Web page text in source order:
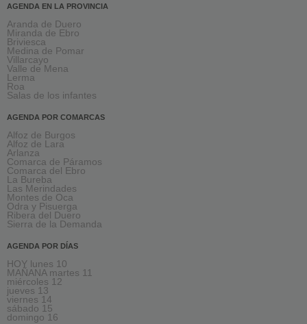
AGENDA EN LA PROVINCIA
Aranda de Duero
Miranda de Ebro
Briviesca
Medina de Pomar
Villarcayo
Valle de Mena
Lerma
Roa
Salas de los infantes
AGENDA POR COMARCAS
Alfoz de Burgos
Alfoz de Lara
Arlanza
Comarca de Páramos
Comarca del Ebro
La Bureba
Las Merindades
Montes de Oca
Odra y Pisuerga
Ribera del Duero
Sierra de la Demanda
AGENDA POR DÍAS
HOY lunes 10
MAÑANA martes 11
miércoles 12
jueves 13
viernes 14
sábado 15
domingo 16